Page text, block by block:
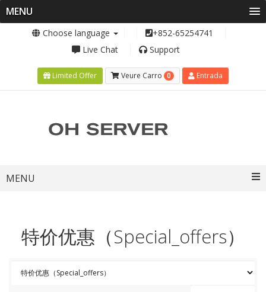
MENU
Choose language
+852-65254741
Live Chat
Support
Limited Offer Veure Carro 0 Entrada
MENU
特价优惠（Special_offers）